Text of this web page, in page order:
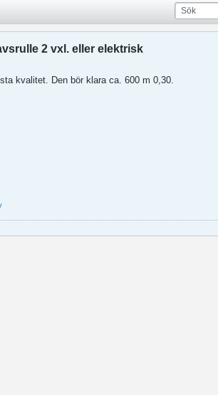
2 vxl. eller elektrisk
kvalitet. Den bör klara ca. 600 m 0,30.